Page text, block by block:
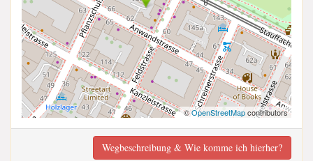
©OpenStreetMapcontributors
Wegbeschreibung & Wie komme ich hierher?